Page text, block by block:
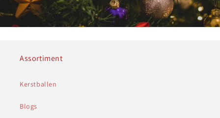
Assortiment
Kerstballen
Blogs